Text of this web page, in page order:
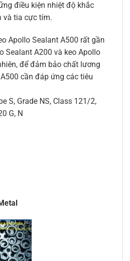
điều kiện nhiệt độ khắc
và tia cực tím.
Apollo Sealant A500 rất gần
Sealant A200 và keo Apollo
để đảm bảo chất lương
cần đáp ứng các tiêu
S, Grade NS, Class 121/2,
G, N